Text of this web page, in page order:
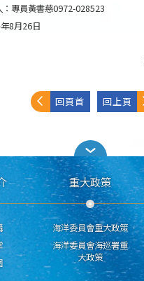
：專員黃書慈0972-028523
8月26日
回頁首 回上頁
重大政策
海洋委員會重大政策
海洋委員會海巡署重
大政策